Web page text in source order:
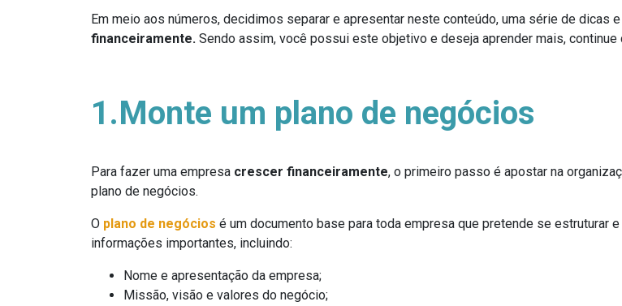
Em meio aos números, decidimos separar e apresentar neste conteúdo, uma série de dicas
financeiramente. Sendo assim, você possui este objetivo e deseja aprender mais,
1.Monte um plano de negócios
Para fazer uma empresa crescer financeiramente, o primeiro passo é apostar na
plano de negócios.
O plano de negócios é um documento base para toda empresa que pretende se estruturar
informações importantes, incluindo:
Nome e apresentação da empresa;
Missão, visão e valores do negócio;